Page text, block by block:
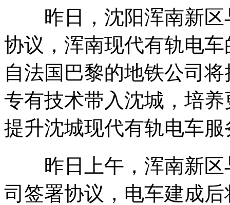
昨日，沈阳浑南新区
协议，浑南现代有轨电
自法国巴黎的地铁公司
专有技术带入沈城，培
提升沈城现代有轨电车
昨日上午，浑南新区
司签署协议，电车建成